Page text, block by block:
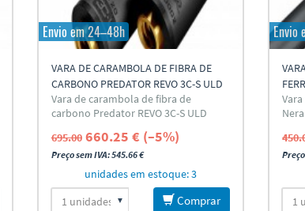
Envio em 24–48h
VARA DE CARAMBOLA DE FIBRA DE
CARBONO PREDATOR REVO 3C-S ULD
Vara de carambola de fibra de
carbono Predator REVO 3C-S ULD
695.00 660.25 € (–5%)
Preço sem IVA: 545.66 €
unidades em estoque: 3
Comprar
Envio